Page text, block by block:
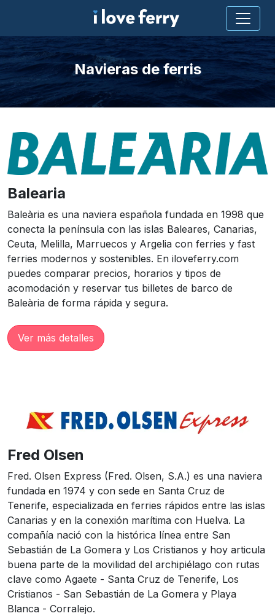
Navieras de ferris
Balearia
Baleària es una naviera española fundada en 1998 que
conecta la península con las islas Baleares, Canarias,
Ceuta, Melilla, Marruecos y Argelia con ferries y fast
ferries modernos y sostenibles. En iloveferry.com
puedes comparar precios, horarios y tipos de
acomodación y reservar tus billetes de barco de
Baleària de forma rápida y segura.
Ver más detalles
Fred Olsen
Fred. Olsen Express (Fred. Olsen, S.A.) es una naviera
fundada en 1974 y con sede en Santa Cruz de
Tenerife, especializada en ferries rápidos entre las islas
Canarias y en la conexión marítima con Huelva. La
compañía nació con la histórica línea entre San
Sebastián de La Gomera y Los Cristianos y hoy articula
buena parte de la movilidad del archipiélago con rutas
clave como Agaete - Santa Cruz de Tenerife, Los
Cristianos - San Sebastián de La Gomera y Playa
Blanca - Corralejo.